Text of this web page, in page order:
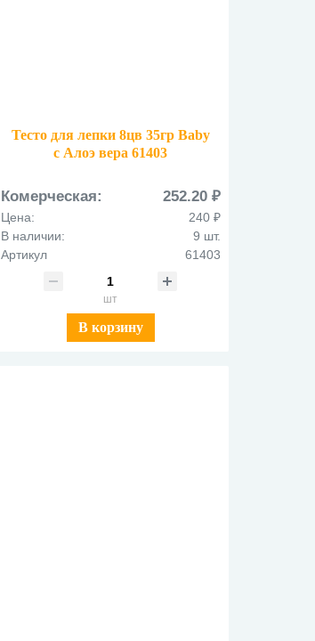
Тесто для лепки 8цв 35гр Baby
с Алоэ вера 61403
Комерческая: 252.20 ₽
Цена:
240 ₽
В наличии:
9 шт.
Артикул
61403
шт
В корзину